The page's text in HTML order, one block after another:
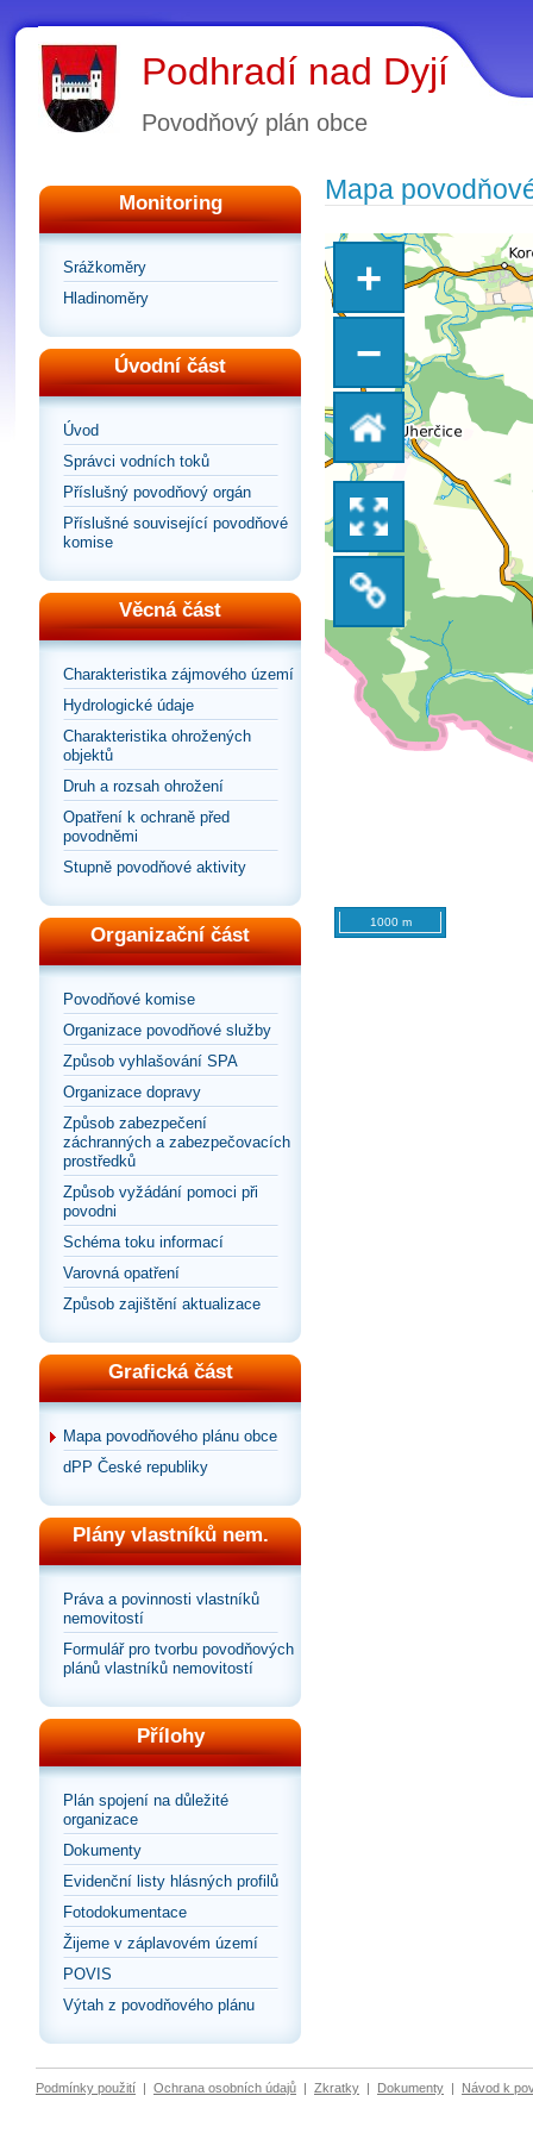
Podhradí nad Dyjí
Povodňový plán obce
Monitoring
Srážkoměry
Hladinoměry
Úvodní část
Úvod
Správci vodních toků
Příslušný povodňový orgán
Příslušné související povodňové
komise
Věcná část
Charakteristika zájmového území
Hydrologické údaje
Charakteristika ohrožených
objektů
Druh a rozsah ohrožení
Opatření k ochraně před
povodněmi
Stupně povodňové aktivity
Organizační část
Povodňové komise
Organizace povodňové služby
Způsob vyhlašování SPA
Organizace dopravy
Způsob zabezpečení
záchranných a zabezpečovacích
prostředků
Způsob vyžádání pomoci při
povodni
Schéma toku informací
Varovná opatření
Způsob zajištění aktualizace
Grafická část
Mapa povodňového plánu obce
dPP České republiky
Plány vlastníků nem.
Práva a povinnosti vlastníků
nemovitostí
Formulář pro tvorbu povodňových
plánů vlastníků nemovitostí
Přílohy
Plán spojení na důležité
organizace
Dokumenty
Evidenční listy hlásných profilů
Fotodokumentace
Žijeme v záplavovém území
POVIS
Výtah z povodňového plánu
Mapa
+
−
Přepnout
zobrazení
na
celou
Vrátit
se
na
výchozí
pohled
1000 m
Sdílet
odkaz
na
Podmínky použití | Ochrana osobních údajů | Zkratky | Dokumenty | Návod k